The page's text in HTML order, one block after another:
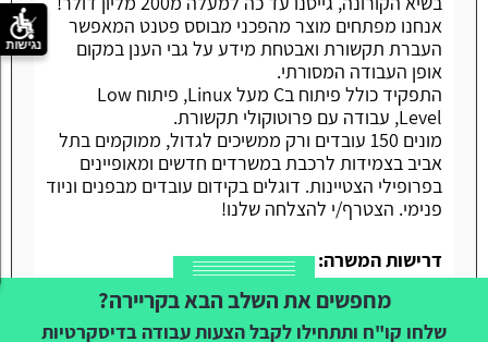
אנחנו מפתחים מוצר מהפכני מבוסס פטנט המאפשר
העברת תקשורת ואבטחת מידע על גבי הענן במקום
אופן העבודה המסורתי.
התפקיד כולל פיתוח בC מעל Linux, פיתוח Low
Level, עבודה עם פרוטוקולי תקשורת.
מונים 150 עובדים ורק ממשיכים לגדול, ממוקמים בתל
אביב בצמידות לרכבת במשרדים חדשים ומאופיינים
בפרופילי הצטיינות. דוגלים בקידום עובדים מבפנים וניוד
פנימי. הצטרף/י להצלחה שלנו!
דרישות המשרה:
- נסיון עם פרוטוקולי תקשורת
מחפשים את השלב הבא בקריירה?
שלחו קו"ח ותתחילו לקבל הצעות עבודה בדיסקרטיות
נגישות